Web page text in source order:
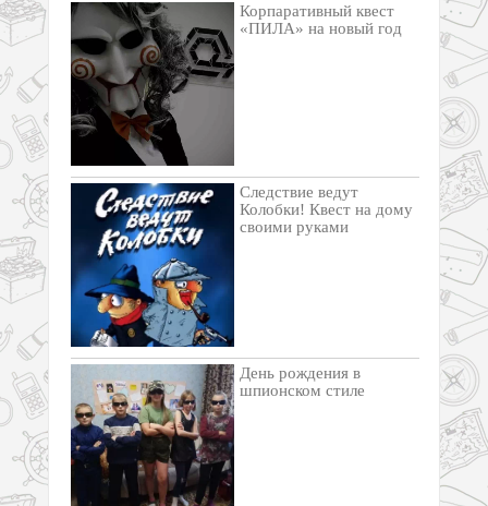
Корпаративный квест
«ПИЛА» на новый год
Следствие ведут
Колобки! Квест на дому
своими руками
День рождения в
шпионском стиле